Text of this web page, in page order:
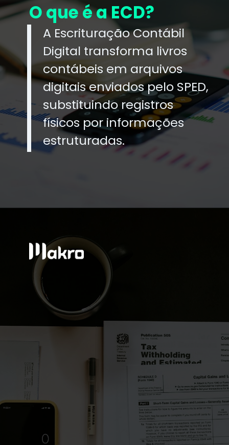
O que é a ECD?
A Escrituração Contábil
Digital transforma livros
contábeis em arquivos
digitais enviados pelo SPED,
substituindo registros
físicos por informações
estruturadas.